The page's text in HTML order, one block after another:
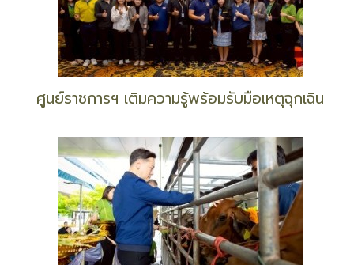
ศูนย์ราชการฯ เติมความรู้พร้อมรับมือเหตุฉุกเฉิน